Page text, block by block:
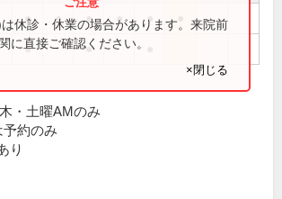
● ● ● ● ●
● ●
休診・休業の場合があります。来院前
に直接ご確認ください。
×閉じる
・土曜AMのみ
約のみ
り